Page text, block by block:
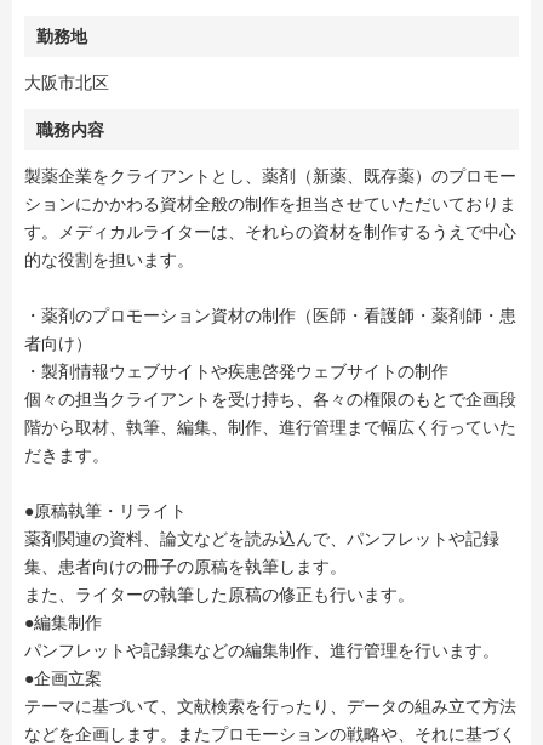
勤務地
大阪市北区
職務内容
製薬企業をクライアントとし、薬剤（新薬、既存薬）のプロモー
ションにかかわる資材全般の制作を担当させていただいておりま
す。メディカルライターは、それらの資材を制作するうえで中心
的な役割を担います。
・薬剤のプロモーション資材の制作（医師・看護師・薬剤師・患
者向け）
・製剤情報ウェブサイトや疾患啓発ウェブサイトの制作
個々の担当クライアントを受け持ち、各々の権限のもとで企画段
階から取材、執筆、編集、制作、進行管理まで幅広く行っていた
だきます。
●原稿執筆・リライト
薬剤関連の資料、論文などを読み込んで、パンフレットや記録
集、患者向けの冊子の原稿を執筆します。
また、ライターの執筆した原稿の修正も行います。
●編集制作
パンフレットや記録集などの編集制作、進行管理を行います。
●企画立案
テーマに基づいて、文献検索を行ったり、データの組み立て方法
などを企画します。またプロモーションの戦略や、それに基づく